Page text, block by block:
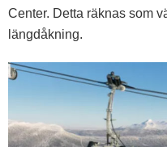
Center. Detta räknas som
längdåkning.